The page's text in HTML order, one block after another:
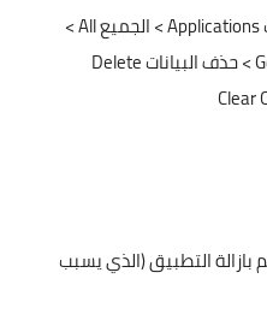
الاعدادات settings > التطبيقات Applications > الجميع All >
خدمات Google services framework > حذف البيانات Delete
بازالة التطبيق (الذي يسبب